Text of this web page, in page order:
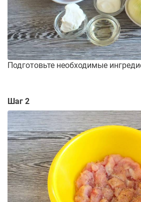
Подготовьте необходимые
Шаг 2